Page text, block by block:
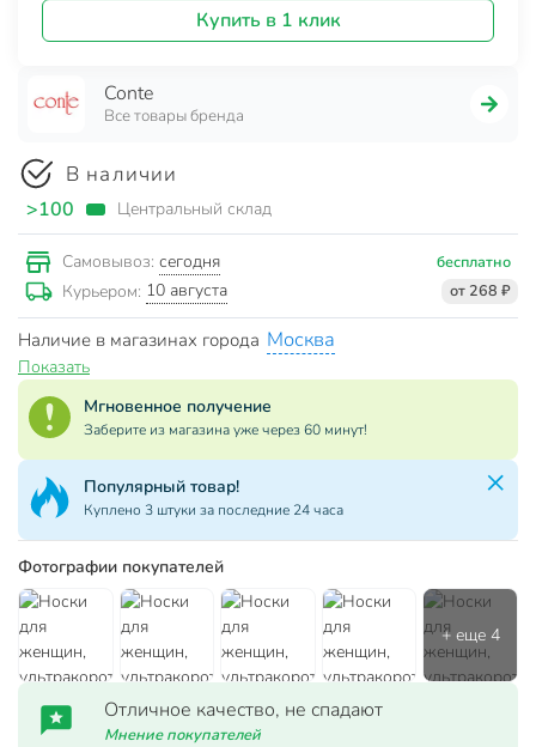
Купить в 1 клик
Conte
Все товары бренда
В наличии
>100 Центральный склад
Самовывоз: сегодня бесплатно
Курьером: 10 августа от 268 ₽
Наличие в магазинах города Москва
Показать
Мгновенное получение
Заберите из магазина уже через 60 минут!
Популярный товар!
Куплено 3 штуки за последние 24 часа
Фотографии покупателей
Отличное качество, не спадают
Мнение покупателей